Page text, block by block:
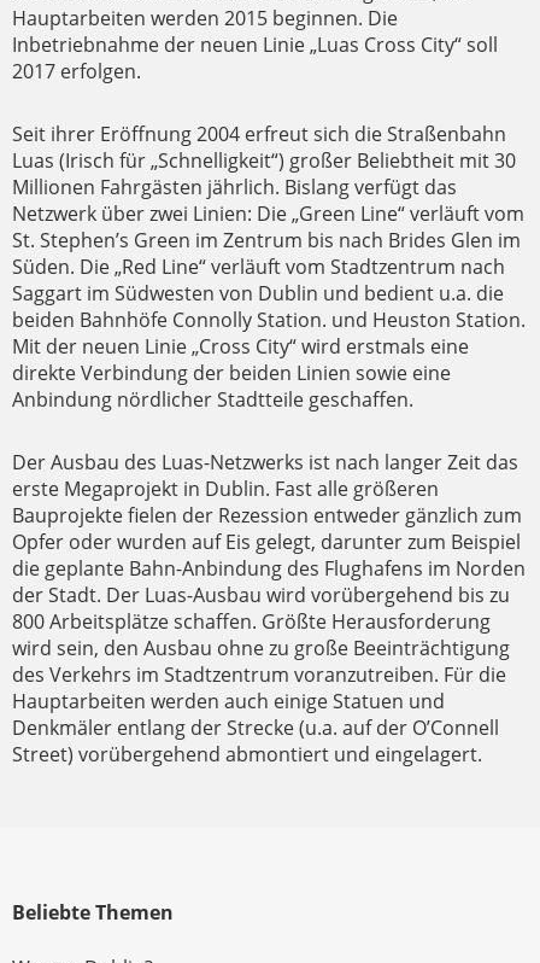
Hauptarbeiten werden 2015 beginnen. Die
Inbetriebnahme der neuen Linie „Luas Cross City“ soll
2017 erfolgen.
Seit ihrer Eröffnung 2004 erfreut sich die Straßenbahn
Luas (Irisch für „Schnelligkeit“) großer Beliebtheit mit 30
Millionen Fahrgästen jährlich. Bislang verfügt das
Netzwerk über zwei Linien: Die „Green Line“ verläuft vom
St. Stephen’s Green im Zentrum bis nach Brides Glen im
Süden. Die „Red Line“ verläuft vom Stadtzentrum nach
Saggart im Südwesten von Dublin und bedient u.a. die
beiden Bahnhöfe Connolly Station. und Heuston Station.
Mit der neuen Linie „Cross City“ wird erstmals eine
direkte Verbindung der beiden Linien sowie eine
Anbindung nördlicher Stadtteile geschaffen.
Der Ausbau des Luas-Netzwerks ist nach langer Zeit das
erste Megaprojekt in Dublin. Fast alle größeren
Bauprojekte fielen der Rezession entweder gänzlich zum
Opfer oder wurden auf Eis gelegt, darunter zum Beispiel
die geplante Bahn-Anbindung des Flughafens im Norden
der Stadt. Der Luas-Ausbau wird vorübergehend bis zu
800 Arbeitsplätze schaffen. Größte Herausforderung
wird sein, den Ausbau ohne zu große Beeinträchtigung
des Verkehrs im Stadtzentrum voranzutreiben. Für die
Hauptarbeiten werden auch einige Statuen und
Denkmäler entlang der Strecke (u.a. auf der O’Connell
Street) vorübergehend abmontiert und eingelagert.
Beliebte Themen